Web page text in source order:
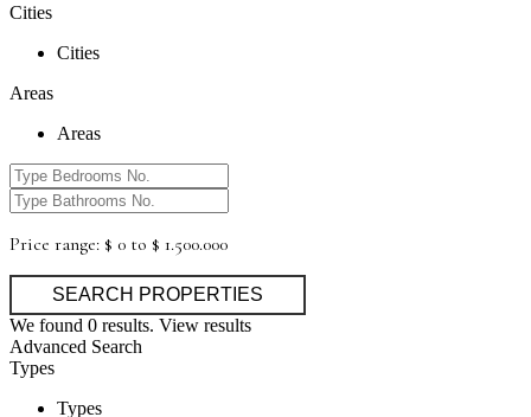
Cities
Cities
Areas
Areas
Price range: $ 0 to $ 1.500.000
We found 0 results. View results
Advanced Search
Types
Types